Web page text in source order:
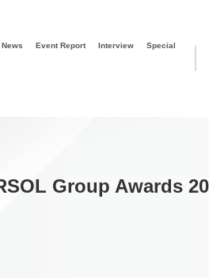
News Event Report Interview Special
Group Awards